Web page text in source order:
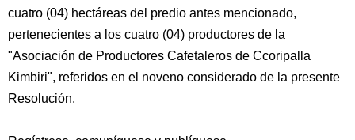
cuatro (04) hectáreas del predio antes mencionado,
pertenecientes a los cuatro (04) productores de la
"Asociación de Productores Cafetaleros de Ccoripalla
Kimbiri", referidos en el noveno considerado de la presente
Resolución.